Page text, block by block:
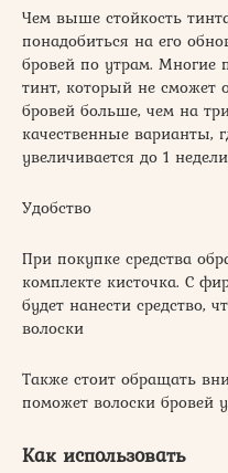
Чем выше стойкость
понадобиться на его
бровей по утрам. Многие
тинт, который не сможет
бровей больше, чем на
качественные варианты,
увеличивается до 1
Удобство
При покупке средства
комплекте кисточка. С
будет нанести средство,
волоски
Также стоит обращать
поможет волоски бровей
Как использовать